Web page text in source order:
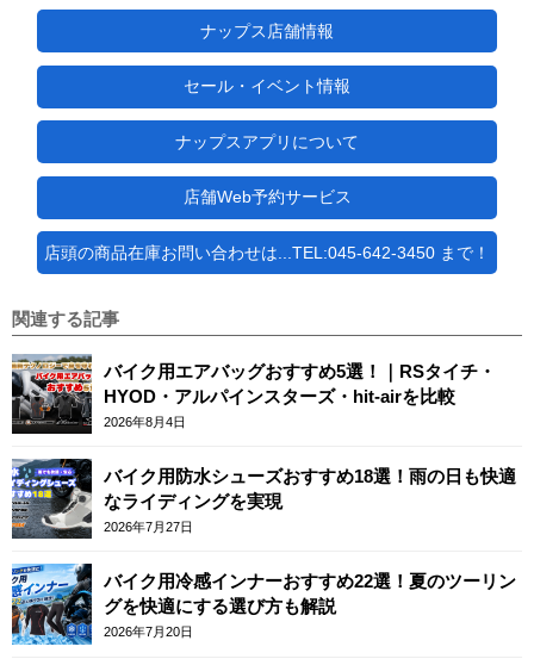
ナップス店舗情報
セール・イベント情報
ナップスアプリについて
店舗Web予約サービス
店頭の商品在庫お問い合わせは...TEL:045-642-3450 まで！
関連する記事
バイク用エアバッグおすすめ5選！｜RSタイチ・
HYOD・アルパインスターズ・hit-airを比較
2026年8月4日
バイク用防水シューズおすすめ18選！雨の日も快適
なライディングを実現
2026年7月27日
バイク用冷感インナーおすすめ22選！夏のツーリン
グを快適にする選び方も解説
2026年7月20日